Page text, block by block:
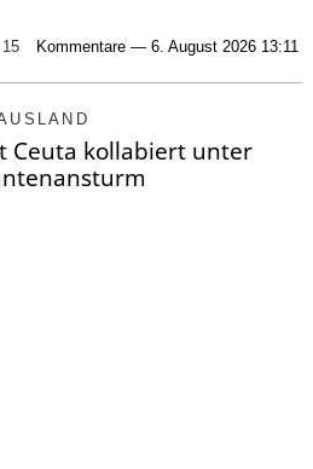
15 Kommentare — 6. August 2026 13:11
Ceuta kollabiert unter